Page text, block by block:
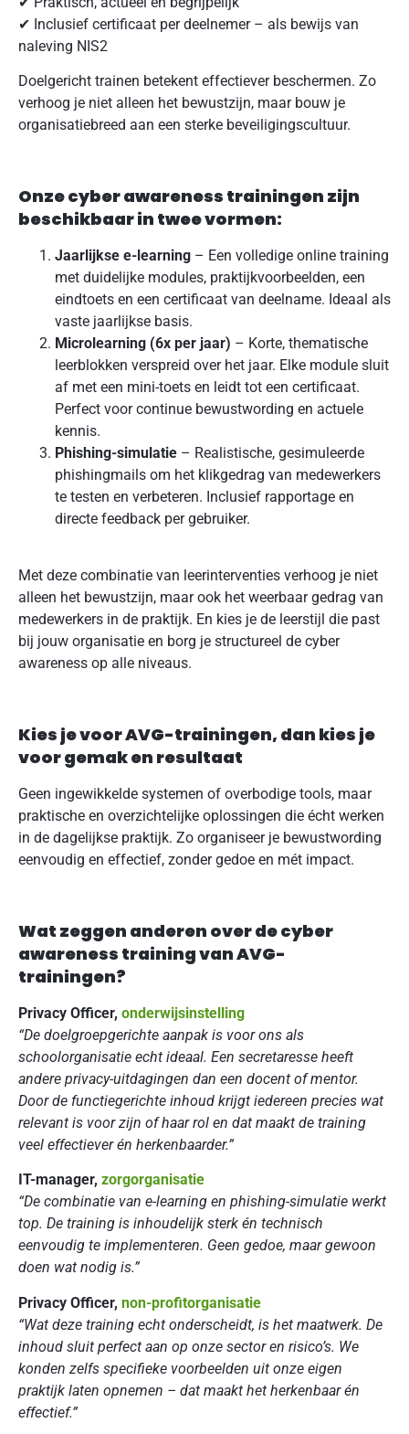
✔ Inclusief certificaat per deelnemer – als bewijs van
naleving NIS2
Doelgericht trainen betekent effectiever beschermen. Zo
verhoog je niet alleen het bewustzijn, maar bouw je
organisatiebreed aan een sterke beveiligingscultuur.
Onze cyber awareness trainingen zijn
beschikbaar in twee vormen:
Jaarlijkse e-learning – Een volledige online training
met duidelijke modules, praktijkvoorbeelden, een
eindtoets en een certificaat van deelname. Ideaal als
vaste jaarlijkse basis.
Microlearning (6x per jaar) – Korte, thematische
leerblokken verspreid over het jaar. Elke module sluit
af met een mini-toets en leidt tot een certificaat.
Perfect voor continue bewustwording en actuele
kennis.
Phishing-simulatie – Realistische, gesimuleerde
phishingmails om het klikgedrag van medewerkers
te testen en verbeteren. Inclusief rapportage en
directe feedback per gebruiker.
Met deze combinatie van leerinterventies verhoog je niet
alleen het bewustzijn, maar ook het weerbaar gedrag van
medewerkers in de praktijk. En kies je de leerstijl die past
bij jouw organisatie en borg je structureel de cyber
awareness op alle niveaus.
Kies je voor AVG-trainingen, dan kies je
voor gemak en resultaat
Geen ingewikkelde systemen of overbodige tools, maar
praktische en overzichtelijke oplossingen die écht werken
in de dagelijkse praktijk. Zo organiseer je bewustwording
eenvoudig en effectief, zonder gedoe en mét impact.
Wat zeggen anderen over de cyber
awareness training van AVG-
trainingen?
Privacy Officer, onderwijsinstelling
“De doelgroepgerichte aanpak is voor ons als
schoolorganisatie echt ideaal. Een secretaresse heeft
andere privacy-uitdagingen dan een docent of mentor.
Door de functiegerichte inhoud krijgt iedereen precies wat
relevant is voor zijn of haar rol en dat maakt de training
veel effectiever én herkenbaarder.”
IT-manager, zorgorganisatie
“De combinatie van e-learning en phishing-simulatie werkt
top. De training is inhoudelijk sterk én technisch
eenvoudig te implementeren. Geen gedoe, maar gewoon
doen wat nodig is.”
Privacy Officer, non-profitorganisatie
“Wat deze training echt onderscheidt, is het maatwerk. De
inhoud sluit perfect aan op onze sector en risico’s. We
konden zelfs specifieke voorbeelden uit onze eigen
praktijk laten opnemen – dat maakt het herkenbaar én
effectief.”